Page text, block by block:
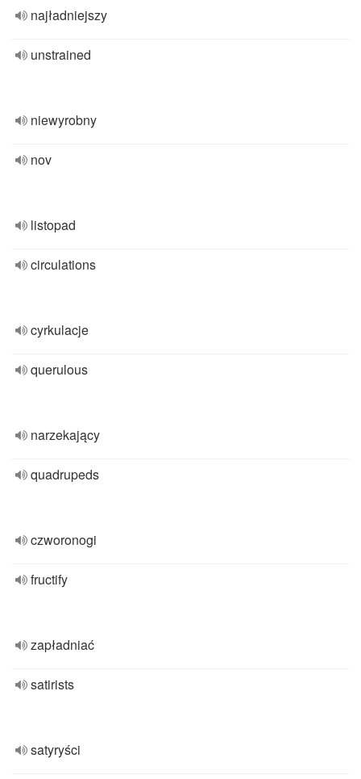
najładniejszy
unstrained
niewyrobny
nov
listopad
circulations
cyrkulacje
querulous
narzekający
quadrupeds
czworonogi
fructify
zapładniać
satirists
satyryści